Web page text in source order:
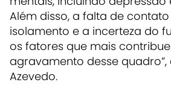
Além disso, a falta de
isolamento e a incerteza do
os fatores que mais
agravamento desse
Azevedo.